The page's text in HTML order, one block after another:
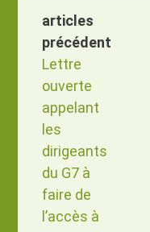
articles
précédent
Lettre
ouverte
appelant
les
dirigeants
du G7 à
faire de
l’accès à